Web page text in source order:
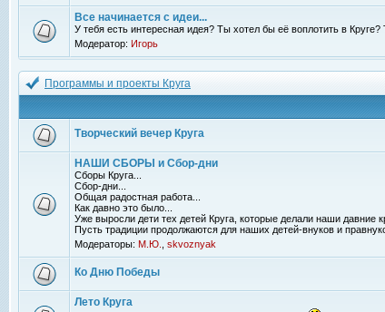
Все начинается с идеи...
У тебя есть интересная идея? Ты хотел бы её воплотить в
Модератор: Игорь
Программы и проекты Круга
Творческий вечер Круга
НАШИ СБОРЫ и Сбор-дни
Сборы Круга...
Сбор-дни...
Общая радостная работа...
Как давно это было...
Уже выросли дети тех детей Круга, которые делали наши давние
Пусть традиции продолжаются для наших детей-внуков и
Модераторы: М.Ю. skvoznyak
Ко Дню Победы
Лето Круга